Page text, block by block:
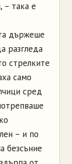
– така е
държеше
разгледа
стрелките
само
сред
– и по
безсъние